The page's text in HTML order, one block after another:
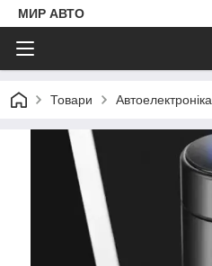
МИР АВТО
Товари Автоелектроніка